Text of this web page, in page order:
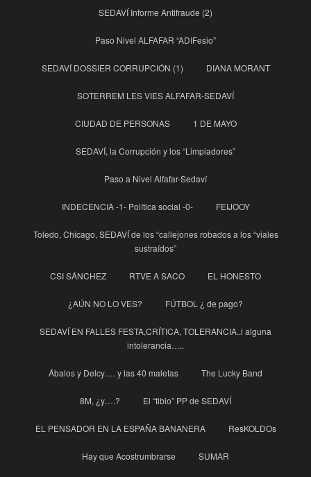
SEDAVÍ Informe Antifraude (2)
Paso Nivel ALFAFAR “ADIFesio”
SEDAVÍ DOSSIER CORRUPCIÓN (1) DIANA MORANT
SOTERREM LES VIES ALFAFAR-SEDAVÍ
CIUDAD DE PERSONAS 1 DE MAYO
SEDAVÍ, la Corrupción y los “Limpiadores”
Paso a Nivel Alfafar-Sedaví
INDECENCIA -1- Política social -0- FEIJOOY
Toledo, Chicago, SEDAVÍ de los “callejones robados a los “viales
sustraídos”
CSI SÁNCHEZ RTVE A SACO EL HONESTO
¿AÚN NO LO VES? FÚTBOL ¿ de pago?
SEDAVÍ EN FALLES FESTA,CRÍTICA, TOLERANCIA..i alguna
intolerancia…..
Ábalos y Delcy…. y las 40 maletas The Lucky Band
8M, ¿y….? El “tibio” PP de SEDAVÍ
EL PENSADOR EN LA ESPAÑA BANANERA ResKOLDOs
Hay que Acostrumbrarse SUMAR